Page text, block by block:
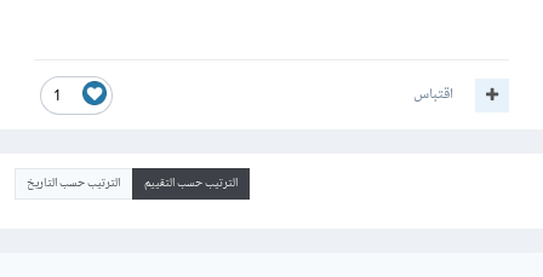
1 اقتباس
الترتيب حسب التقييم الترتيب حسب التاريخ